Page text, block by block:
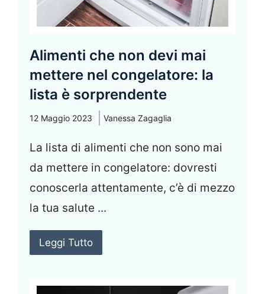
Alimenti che non devi mai
mettere nel congelatore: la
lista è sorprendente
12 Maggio 2023 Vanessa Zagaglia
La lista di alimenti che non sono mai
da mettere in congelatore: dovresti
conoscerla attentamente, c’è di mezzo
la tua salute ...
Leggi Tutto